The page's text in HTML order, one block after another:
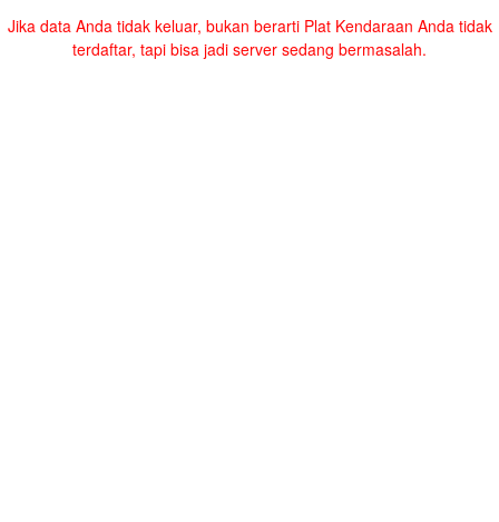
Jika data Anda tidak keluar, bukan berarti Plat Kendaraan Anda tidak
terdaftar, tapi bisa jadi server sedang bermasalah.